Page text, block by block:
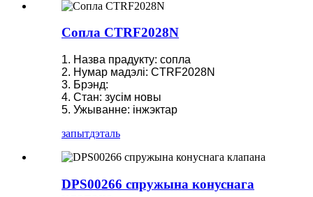
Сопла CTRF2028N
1. Назва прадукту: сопла
2. Нумар мадэлі: CTRF2028N
3. Брэнд:
4. Стан: зусім новы
5. Ужыванне: інжэктар
запытдэталь
DPS00266 спружына конуснага